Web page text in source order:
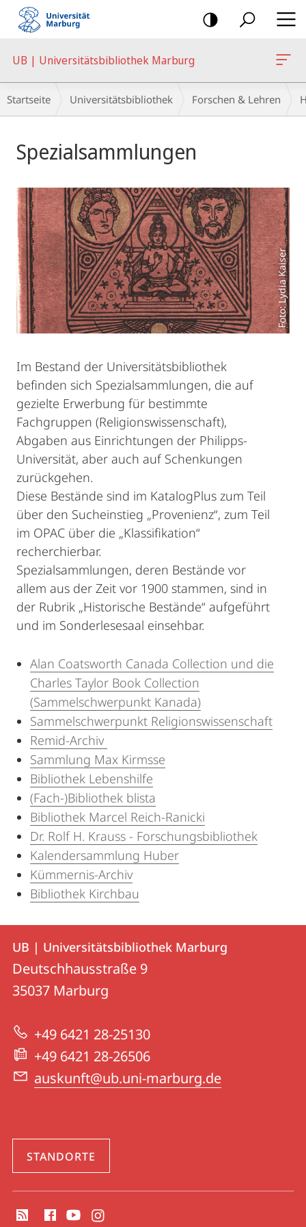
Mobile-
Navigation
UB | Universitätsbibliothek Marburg
Breadcrumb-
Navigation
Startseite Universitätsbibliothek Forschen & Lehren
Spezialsammlungen
Foto: Lydia Kaiser
Im Bestand der Universitätsbibliothek
befinden sich Spezialsammlungen, die auf
gezielte Erwerbung für bestimmte
Fachgruppen (Religionswissenschaft),
Abgaben aus Einrichtungen der Philipps-
Universität, aber auch auf Schenkungen
zurückgehen.
Diese Bestände sind im KatalogPlus zum Teil
über den Sucheinstieg „Provenienz“, zum Teil
im OPAC über die „Klassifikation“
recherchierbar.
Spezialsammlungen, deren Bestände vor
allem aus der Zeit vor 1900 stammen, sind in
der Rubrik „Historische Bestände“ aufgeführt
und im Sonderlesesaal einsehbar.
Alan Coatsworth Canada Collection und die
Charles Taylor Book Collection
(Sammelschwerpunkt Kanada)
Sammelschwerpunkt Religionswissenschaft
Remid-Archiv
Sammlung Max Kirmsse
Bibliothek Lebenshilfe
(Fach-)Bibliothek blista
Bibliothek Marcel Reich-Ranicki
Dr. Rolf H. Krauss - Forschungsbibliothek
Kalendersammlung Huber
Kümmernis-Archiv
Bibliothek Kirchbau
Kontakt
und
Informationen
zur
Website
Kontaktinformationen
UB
|
Universitätsbibliothek
Marburg
UB | Universitätsbibliothek Marburg
Deutschhausstraße 9
35037 Marburg
+49 6421 28-25130
+49 6421 28-26506
auskunft@ub.uni-marburg.de
STANDORTE